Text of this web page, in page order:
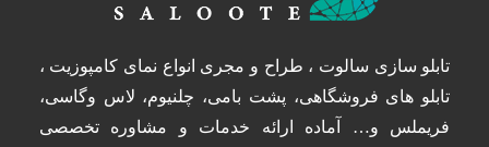
تابلو سازی سالوت ، طراح و مجری انواع نمای کامپوزیت ،
تابلو های فروشگاهی، پشت بامی، چلنیوم، لاس وگاسی،
فریملس و… آماده ارائه خدمات و مشاوره تخصصی